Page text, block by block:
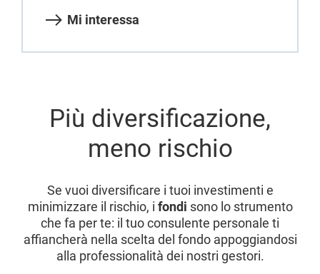
Mi interessa
Più diversificazione,
meno rischio
Se vuoi diversificare i tuoi investimenti e
minimizzare il rischio, i fondi sono lo strumento
che fa per te: il tuo consulente personale ti
affiancherà nella scelta del fondo appoggiandosi
alla professionalità dei nostri gestori.